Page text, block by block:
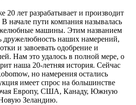
20 лет разрабатывает и производит
начале пути компания называлась
машины. Этим названием
дружелюбность наших намерений,
и завоевать одобрение и
Нам это удалось в полной мере, о
наша 20-летняя история. Сейчас
но намерения остались
имеет спрос на большинстве
Европу, США, Канаду, Южную
Зеландию.